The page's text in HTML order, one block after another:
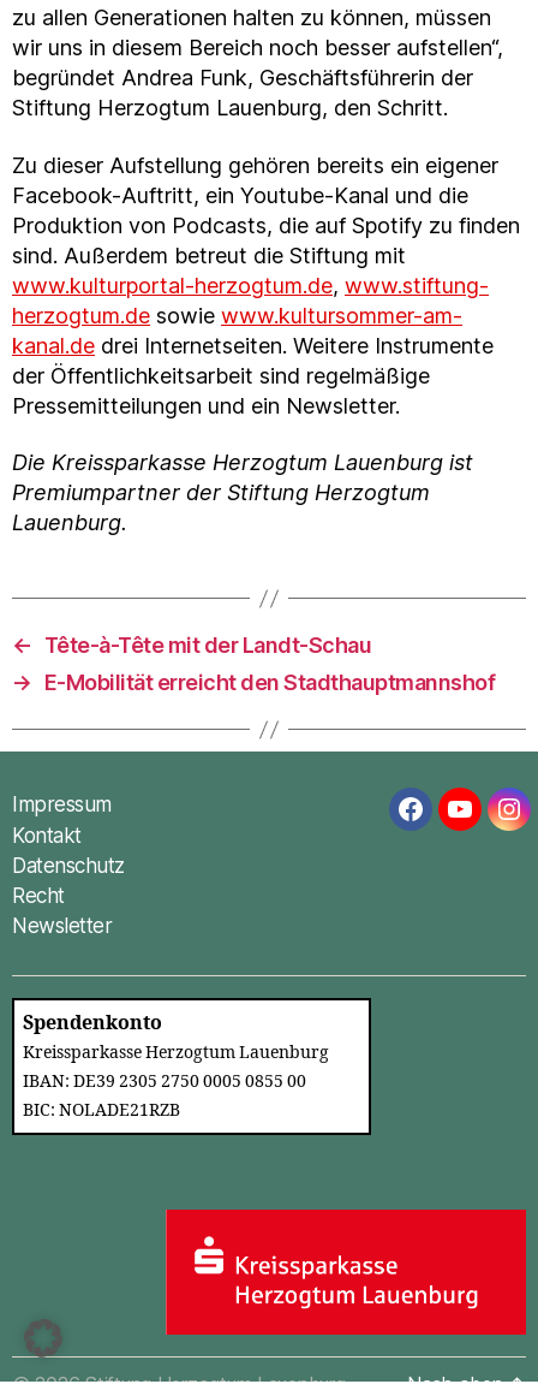
zu allen Generationen halten zu können, müssen
wir uns in diesem Bereich noch besser aufstellen“,
begründet Andrea Funk, Geschäftsführerin der
Stiftung Herzogtum Lauenburg, den Schritt.
Zu dieser Aufstellung gehören bereits ein eigener
Facebook-Auftritt, ein Youtube-Kanal und die
Produktion von Podcasts, die auf Spotify zu finden
sind. Außerdem betreut die Stiftung mit
www.kulturportal-herzogtum.de, www.stiftung-
herzogtum.de sowie www.kultursommer-am-
kanal.de drei Internetseiten. Weitere Instrumente
der Öffentlichkeitsarbeit sind regelmäßige
Pressemitteilungen und ein Newsletter.
Die Kreissparkasse Herzogtum Lauenburg ist
Premiumpartner der Stiftung Herzogtum
Lauenburg.
←
Tête-à-Tête mit der Landt-Schau
→
E-Mobilität erreicht den Stadthauptmannshof
Impressum
Kontakt
Datenschutz
Recht
Newsletter
Facebook
Spendenkonto
Kreissparkasse Herzogtum Lauenburg
IBAN: DE39 2305 2750 0005 0855 00
BIC: NOLADE21RZB
© 2026Stiftung Herzogtum Lauenburg Nach oben↑